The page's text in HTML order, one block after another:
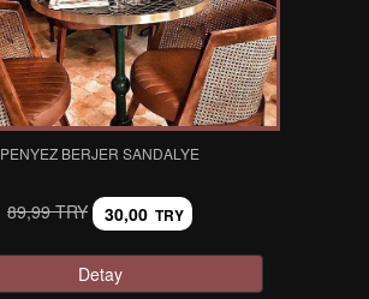
PENYEZ BERJER SANDALYE
89,99 TRY 30,00 TRY
Detay